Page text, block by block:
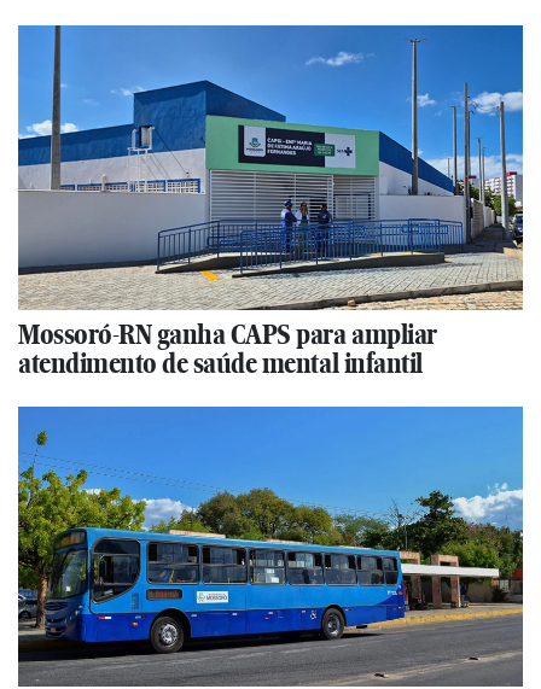
Mossoró-RN ganha CAPS para ampliar
atendimento de saúde mental infantil